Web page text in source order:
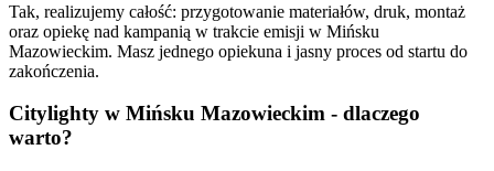
Tak, realizujemy całość: przygotowanie materiałów, druk, montaż
oraz opiekę nad kampanią w trakcie emisji w Mińsku
Mazowieckim. Masz jednego opiekuna i jasny proces od startu do
zakończenia.
Citylighty w Mińsku Mazowieckim - dlaczego
warto?